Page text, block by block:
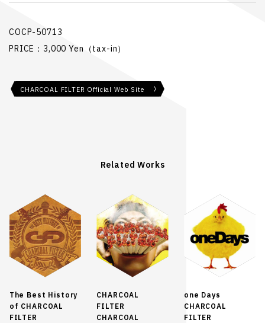
COCP-50713
PRICE：3,000 Yen（tax-in）
CHARCOAL FILTER Official Web Site
Related Works
The Best History
of CHARCOAL
FILTER
CHARCOAL
FILTER
CHARCOAL
one Days
CHARCOAL
FILTER